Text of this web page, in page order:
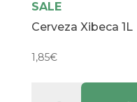
SALE
Cerveza Xibeca 1L
1,85€